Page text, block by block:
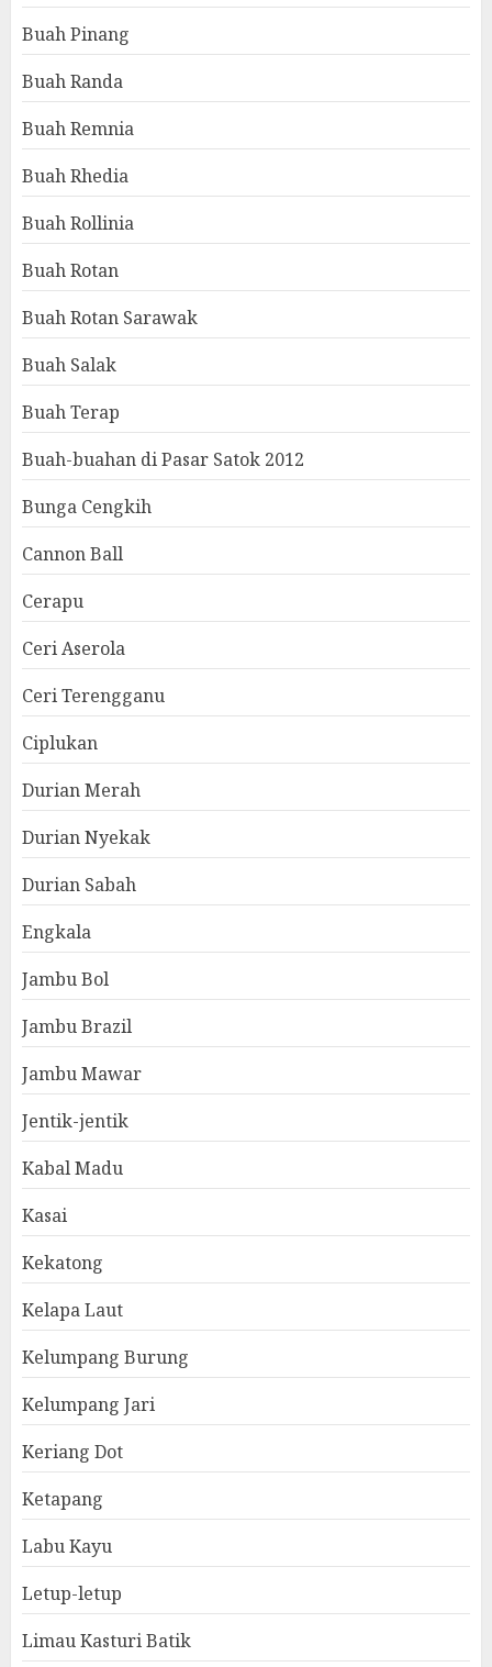
Buah Pinang
Buah Randa
Buah Remnia
Buah Rhedia
Buah Rollinia
Buah Rotan
Buah Rotan Sarawak
Buah Salak
Buah Terap
Buah-buahan di Pasar Satok 2012
Bunga Cengkih
Cannon Ball
Cerapu
Ceri Aserola
Ceri Terengganu
Ciplukan
Durian Merah
Durian Nyekak
Durian Sabah
Engkala
Jambu Bol
Jambu Brazil
Jambu Mawar
Jentik-jentik
Kabal Madu
Kasai
Kekatong
Kelapa Laut
Kelumpang Burung
Kelumpang Jari
Keriang Dot
Ketapang
Labu Kayu
Letup-letup
Limau Kasturi Batik